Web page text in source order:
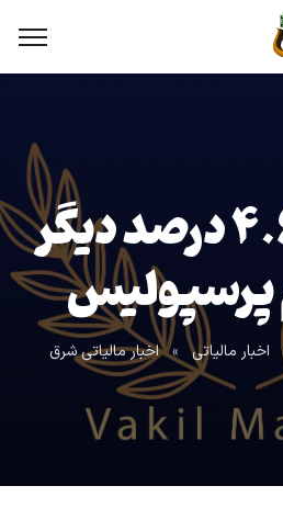
واگذاری ۴.۶ درصد دیگر
پرسپولیس
اخبار مالیاتی » اخبار مالیاتی شرق